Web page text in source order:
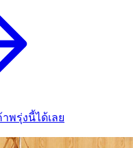
พรุ่งนี้ได้เลย